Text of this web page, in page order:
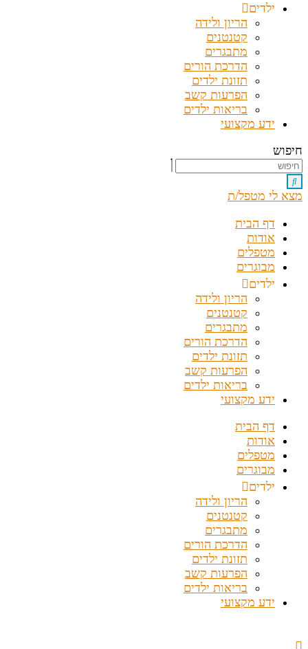
ילדים
הריון ולידה
קטנטנים
מתבגרים
הדרכת הורים
תזונת ילדים
הפרעות קשב
בריאות ילדים
ידע מקצועי
חיפוש
מצא לי מטפל/ת
דף הבית
אודות
מטפלים
מבוגרים
ילדים
הריון ולידה
קטנטנים
מתבגרים
הדרכת הורים
תזונת ילדים
הפרעות קשב
בריאות ילדים
ידע מקצועי
דף הבית
אודות
מטפלים
מבוגרים
ילדים
הריון ולידה
קטנטנים
מתבגרים
הדרכת הורים
תזונת ילדים
הפרעות קשב
בריאות ילדים
ידע מקצועי